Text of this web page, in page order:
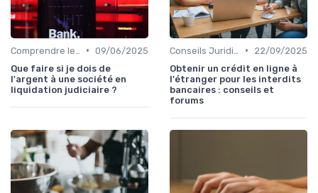
• 09/06/2025
Que faire si je dois de
l'argent à une société en
liquidation judiciaire ?
•
22/09/2025
Obtenir un crédit en ligne à
l'étranger pour les interdits
bancaires : conseils et
forums